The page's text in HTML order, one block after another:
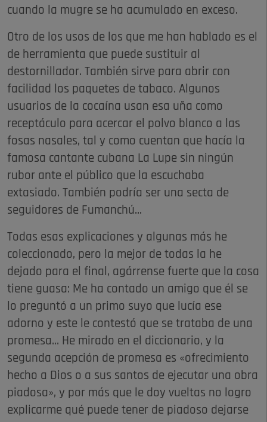
cuando la mugre se ha acumulado en exceso.
Otro de los usos de los que me han hablado es el
de herramienta que puede sustituir al
destornillador. También sirve para abrir con
facilidad los paquetes de tabaco. Algunos
usuarios de la cocaína usan esa uña como
receptáculo para acercar el polvo blanco a las
fosas nasales, tal y como cuentan que hacía la
famosa cantante cubana La Lupe sin ningún
rubor ante el público que la escuchaba
extasiado. También podría ser una secta de
seguidores de Fumanchú...
Todas esas explicaciones y algunas más he
coleccionado, pero la mejor de todas la he
dejado para el final, agárrense fuerte que la cosa
tiene guasa: Me ha contado un amigo que él se
lo preguntó a un primo suyo que lucía ese
adorno y este le contestó que se trataba de una
promesa... He mirado en el diccionario, y la
segunda acepción de promesa es «ofrecimiento
hecho a Dios o a sus santos de ejecutar una obra
piadosa», y por más que le doy vueltas no logro
explicarme qué puede tener de piadoso dejarse